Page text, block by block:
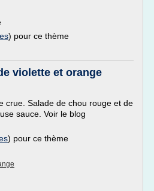
) pour ce thème
violette et orange
crue. Salade de chou rouge et de
sauce. Voir le blog
) pour ce thème